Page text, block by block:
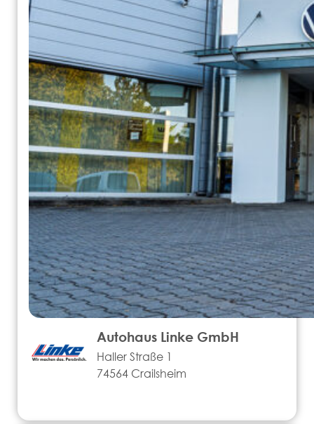
Autohaus Linke GmbH
Haller Straße 1
74564 Crailsheim